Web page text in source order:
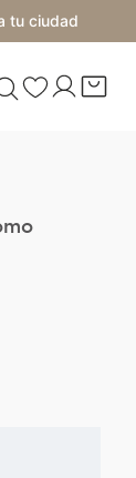
tu ciudad